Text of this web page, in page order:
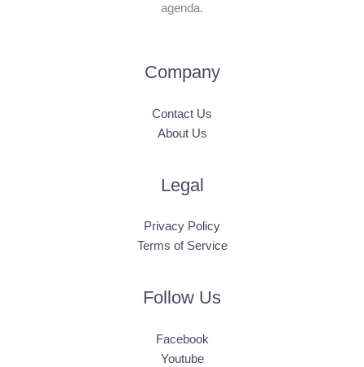
agenda.
Company
Contact Us
About Us
Legal
Privacy Policy
Terms of Service
Follow Us
Facebook
Youtube